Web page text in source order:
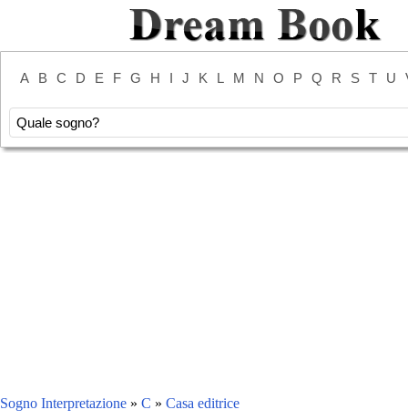
A B C D E F G H I J K L M N O P Q R S T U
Sogno Interpretazione » C » Casa editrice